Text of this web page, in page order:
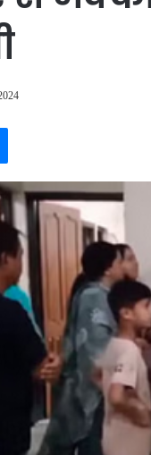
Messenger